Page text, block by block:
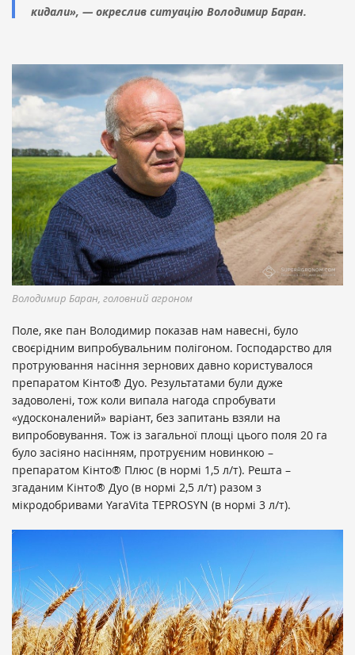
кидали», — окреслив ситуацію Володимир Баран.
Володимир Баран, головний агроном
Поле, яке пан Володимир показав нам навесні, було
своєрідним випробувальним полігоном. Господарство для
протруювання насіння зернових давно користувалося
препаратом Кінто® Дуо. Результатами були дуже
задоволені, тож коли випала нагода спробувати
«удосконалений» варіант, без запитань взяли на
випробовування. Тож із загальної площі цього поля 20 га
було засіяно насінням, протруєним новинкою –
препаратом Кінто® Плюс (в нормі 1,5 л/т). Решта –
згаданим Кінто® Дуо (в нормі 2,5 л/т) разом з
мікродобривами YaraVita TEPROSYN (в нормі 3 л/т).